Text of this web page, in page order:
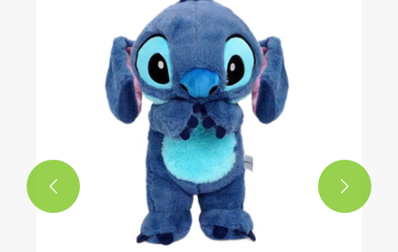
Jouet en peluche Adventure Time
Voir plus >>
 